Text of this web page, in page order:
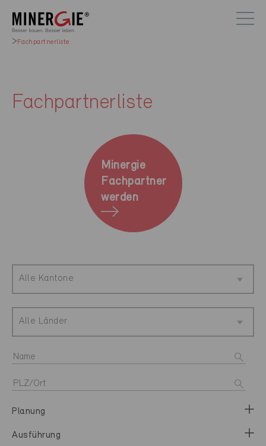
Fachpartnerliste
Fachpartnerliste
Minergie
Fachpartner
werden
Alle Kantone
Alle Länder
Planung
Ausführung